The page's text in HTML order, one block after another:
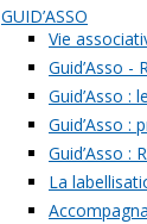
GUID’ASSO
Vie
Guid’Asso -
Guid’Asso :
Guid’Asso :
Guid’Asso :
La